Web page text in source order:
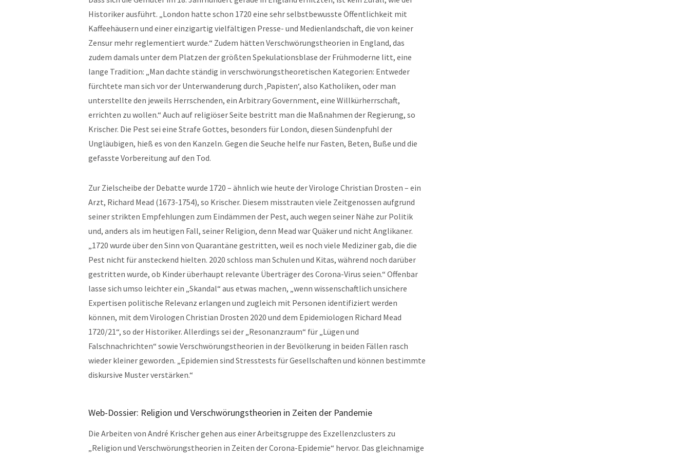
Historiker ausführt. „London hatte schon 1720 eine sehr selbstbewusste Öffentlichkeit mit
Kaffeehäusern und einer einzigartig vielfältigen Presse- und Medienlandschaft, die von keiner
Zensur mehr reglementiert wurde.“ Zudem hätten Verschwörungstheorien in England, das
zudem damals unter dem Platzen der größten Spekulationsblase der Frühmoderne litt, eine
lange Tradition: „Man dachte ständig in verschwörungstheoretischen Kategorien: Entweder
fürchtete man sich vor der Unterwanderung durch ‚Papisten‘, also Katholiken, oder man
unterstellte den jeweils Herrschenden, ein Arbitrary Government, eine Willkürherrschaft,
errichten zu wollen.“ Auch auf religiöser Seite bestritt man die Maßnahmen der Regierung, so
Krischer. Die Pest sei eine Strafe Gottes, besonders für London, diesen Sündenpfuhl der
Ungläubigen, hieß es von den Kanzeln. Gegen die Seuche helfe nur Fasten, Beten, Buße und die
gefasste Vorbereitung auf den Tod.
Zur Zielscheibe der Debatte wurde 1720 – ähnlich wie heute der Virologe Christian Drosten – ein
Arzt, Richard Mead (1673-1754), so Krischer. Diesem misstrauten viele Zeitgenossen aufgrund
seiner strikten Empfehlungen zum Eindämmen der Pest, auch wegen seiner Nähe zur Politik
und, anders als im heutigen Fall, seiner Religion, denn Mead war Quäker und nicht Anglikaner.
„1720 wurde über den Sinn von Quarantäne gestritten, weil es noch viele Mediziner gab, die die
Pest nicht für ansteckend hielten. 2020 schloss man Schulen und Kitas, während noch darüber
gestritten wurde, ob Kinder überhaupt relevante Überträger des Corona-Virus seien.“ Offenbar
lasse sich umso leichter ein „Skandal“ aus etwas machen, „wenn wissenschaftlich unsichere
Expertisen politische Relevanz erlangen und zugleich mit Personen identifiziert werden
können, mit dem Virologen Christian Drosten 2020 und dem Epidemiologen Richard Mead
1720/21“, so der Historiker. Allerdings sei der „Resonanzraum“ für „Lügen und
Falschnachrichten“ sowie Verschwörungstheorien in der Bevölkerung in beiden Fällen rasch
wieder kleiner geworden. „Epidemien sind Stresstests für Gesellschaften und können bestimmte
diskursive Muster verstärken.“
Web-Dossier: Religion und Verschwörungstheorien in Zeiten der Pandemie
Die Arbeiten von André Krischer gehen aus einer Arbeitsgruppe des Exzellenzclusters zu
„Religion und Verschwörungstheorien in Zeiten der Corona-Epidemie“ hervor. Das gleichnamige